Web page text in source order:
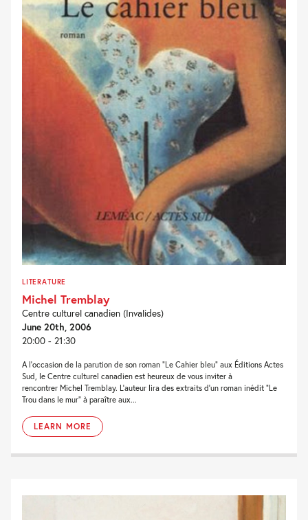
LITERATURE
Michel Tremblay
Centre culturel canadien (Invalides)
June 20th, 2006
20:00 - 21:30
A l’occasion de la parution de son roman “Le Cahier bleu” aux Éditions Actes
Sud, le Centre culturel canadien est heureux de vous inviter à
rencontrer Michel Tremblay. L’auteur lira des extraits d’un roman inédit “Le
Trou dans le mur” à paraître aux...
LEARN MORE